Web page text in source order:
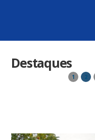
Destaques
1 2